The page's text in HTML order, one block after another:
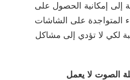
إلى إمكانية الحصول على
المتواجدة على الشاشات
لكي لا تؤدي إلى مشاكل
الصوت لا يعمل